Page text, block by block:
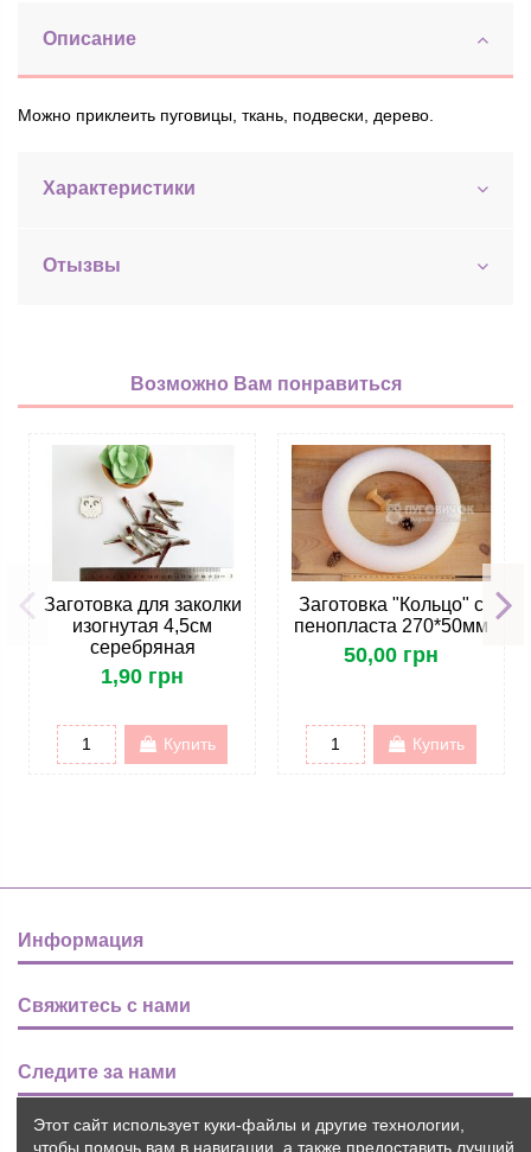
Описание
Можно приклеить пуговицы, ткань, подвески, дерево.
Характеристики
Отызвы
Возможно Вам понравиться
Заготовка для заколки
изогнутая 4,5см
серебряная
1,90 грн
Купить
Заготовка "Кольцо" с
пенопласта 270*50мм
50,00 грн
Купить
Информация
Свяжитесь с нами
Следите за нами
Новости
Этот сайт использует куки-файлы и другие технологии,
чтобы помочь вам в навигации, а также предоставить лучший